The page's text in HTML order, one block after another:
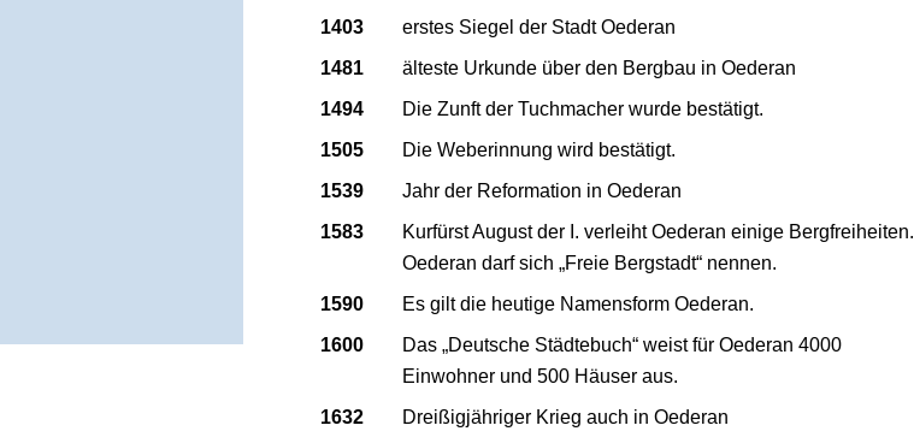
1403
erstes Siegel der Stadt Oederan
1481
älteste Urkunde über den Bergbau in Oederan
1494
Die Zunft der Tuchmacher wurde bestätigt.
1505
Die Weberinnung wird bestätigt.
1539
Jahr der Reformation in Oederan
1583
Kurfürst August der I. verleiht Oederan einige Bergfreiheiten.
Oederan darf sich „Freie Bergstadt“ nennen.
1590
Es gilt die heutige Namensform Oederan.
1600
Das „Deutsche Städtebuch“ weist für Oederan 4000
Einwohner und 500 Häuser aus.
1632
Dreißigjähriger Krieg auch in Oederan